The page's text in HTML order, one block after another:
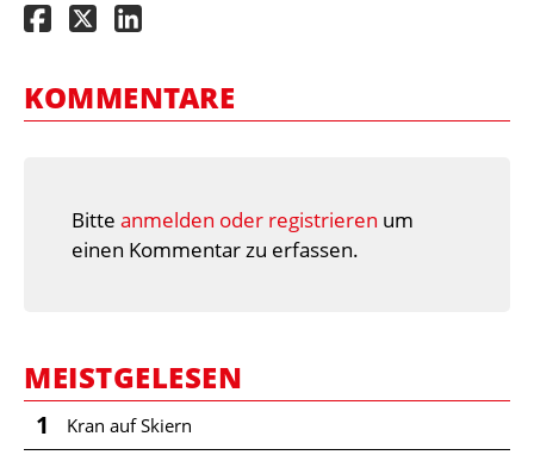
KOMMENTARE
Bitte anmelden oder registrieren um
einen Kommentar zu erfassen.
MEISTGELESEN
1 Kran auf Skiern